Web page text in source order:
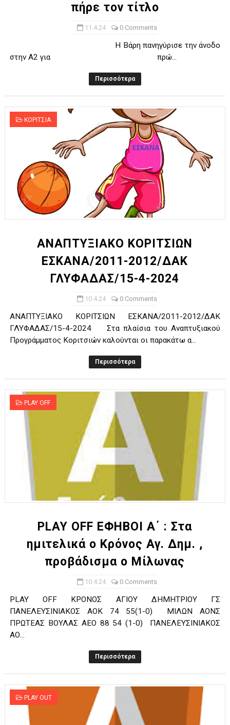
πήρε τον τίτλο
11.4.24 0 Comments
H Bάρη πανηγύρισε την άνοδο
στην Α2 για πρώ...
Περισσότερα
ΚΟΡΙΤΣΙΑ
ΑΝΑΠΤΥΞΙΑΚΟ ΚΟΡΙΤΣΙΩΝ
ΕΣΚΑΝΑ/2011-2012/ΔΑΚ
ΓΛΥΦΑΔΑΣ/15-4-2024
10.4.24 0 Comments
ΑΝΑΠΤΥΞΙΑΚΟ ΚΟΡΙΤΣΙΩΝ ΕΣΚΑΝΑ/2011-2012/ΔΑΚ
ΓΛΥΦΑΔΑΣ/15-4-2024 Στα πλαίσια του Αναπτυξιακού
Προγράμματος Κοριτσιών καλούνται οι παρακάτω α...
Περισσότερα
PLAY OFF
PLAY OFF ΕΦΗΒΟΙ Α΄ : Στα
ημιτελικά ο Κρόνος Αγ. Δημ. ,
προβάδισμα ο Μίλωνας
10.4.24 0 Comments
PLAY OFF ΚΡΟΝΟΣ ΑΓΙΟΥ ΔΗΜΗΤΡΙΟΥ ΓΣ
ΠΑΝΕΛΕΥΣΙΝΙΑΚΟΣ ΑΟΚ 74 55(1-0) ΜΙΛΩΝ ΑΟΝΣ
ΠΡΩΤΕΑΣ ΒΟΥΛΑΣ ΑΕΟ 88 54 (1-0) ΠΑΝΕΛΕΥΣΙΝΙΑΚΟΣ
ΑΟ...
Περισσότερα
PLAY OUT